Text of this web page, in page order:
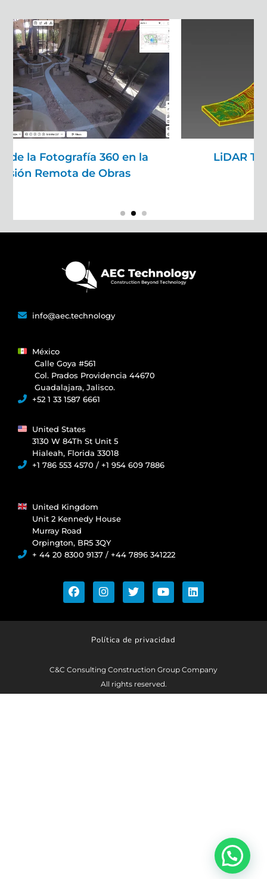
LiDAR Terrestre para Topografía
info@aec.technology
México
Calle Goya #561
Col. Prados Providencia 44670
Guadalajara, Jalisco.
+52 1 33 1587 6661
United States
3130 W 84Th St Unit 5
Hialeah, Florida 33018
+1 786 553 4570 / +1 954 609 7886
United Kingdom
Unit 2 Kennedy House
Murray Road
Orpington, BR5 3QY
+ 44 20 8300 9137 / +44 7896 341222
Política de privacidad
C&C Consulting Construction Group Company
All rights reserved.